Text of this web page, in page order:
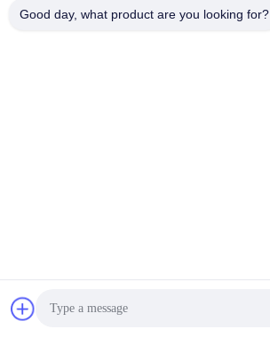
Good day, what product are you looking for?